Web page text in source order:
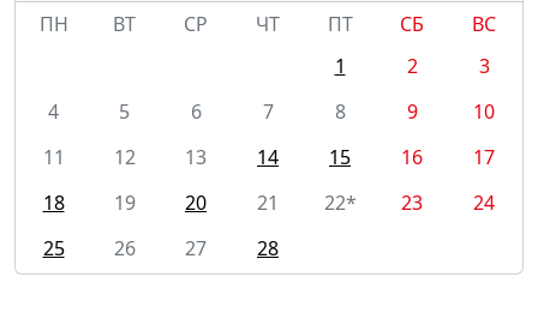
ПН
ВТ СР ЧТ ПТ СБ
ВС
1
2
3
4
5 6 7 8 9
10
11
12 13 14 15 16
17
18
19 20 21 22* 23
24
25
26 27 28